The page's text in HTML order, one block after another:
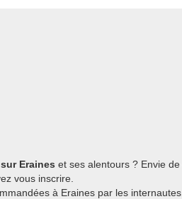
Eraines et ses alentours ? Envie de
vous inscrire.
à Eraines par les internautes.